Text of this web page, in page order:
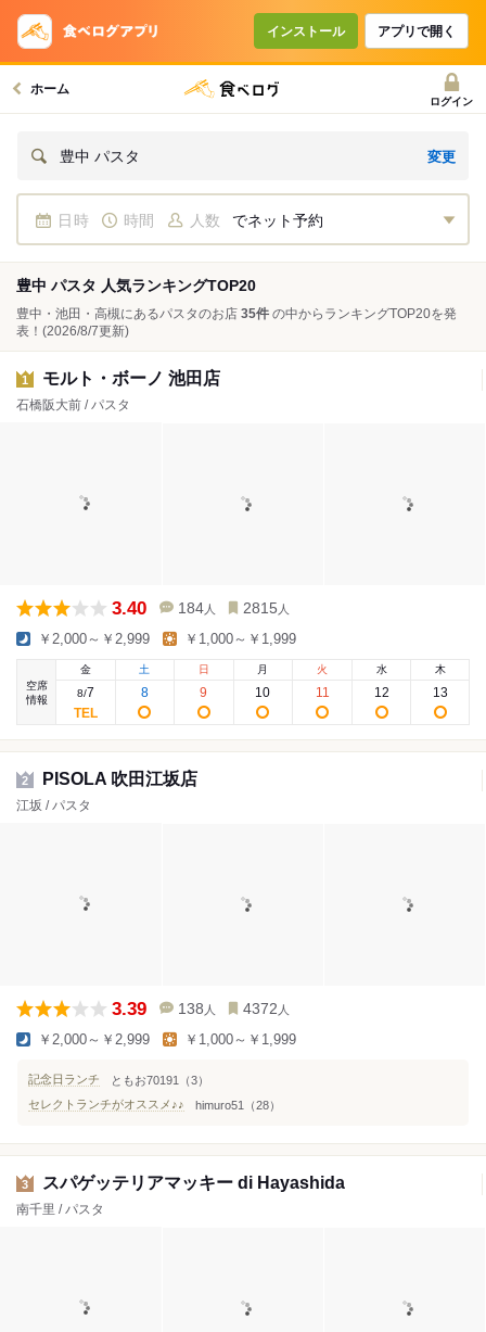
インストール アプリで開く
ホーム
ログイン
豊中 パスタ 変更
日時 時間 人数 でネット予約
豊中 パスタ 人気ランキングTOP20
豊中・池田・高槻にあるパスタのお店 35件 の中からランキングTOP20を発
表！ (2026/8/7更新)
1 モルト・ボーノ 池田店
石橋阪大前 / パスタ
3.40 184 人 2815 人
￥2,000～￥2,999 ￥1,000～￥1,999
空席
情報
金
8/7
土
8
日
9
月
10
火
11
水
12
木
13
2 PISOLA 吹田江坂店
江坂 / パスタ
3.39 138 人 4372 人
￥2,000～￥2,999 ￥1,000～￥1,999
記念日ランチ
ともお70191（3）
セレクトランチがオススメ♪♪
himuro51（28）
3 スパゲッテリアマッキー di Hayashida
南千里 / パスタ